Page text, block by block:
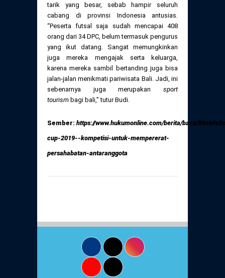
tarik yang besar, sebab hampir seluruh
cabang di provinsi Indonesia antusias.
“Peserta futsal saja sudah mencapai 408
orang dari 34 DPC, belum termasuk pengurus
yang ikut datang. Sangat memungkinkan
juga mereka mengajak serta keluarga,
karena mereka sambil bertanding juga bisa
jalan-jalan menikmati pariwisata Bali. Jadi, ini
sebenarnya juga merupakan sport
tourism bagi bali,” tutur Budi.
Sember: https://www.hukumonline.com/berita/baca/
cup-2019--kompetisi-untuk-mempererat-
persahabatan-antaranggota